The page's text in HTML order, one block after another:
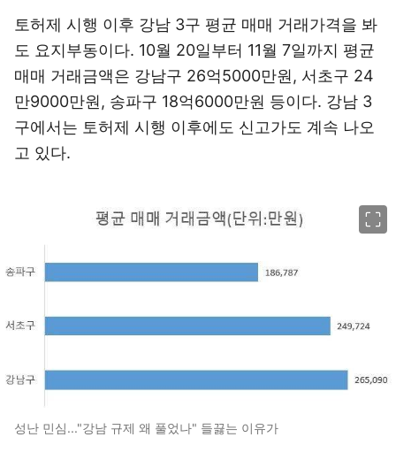
토허제 시행 이후 강남 3구 평균 매매 거래가격을 봐
도 요지부동이다. 10월 20일부터 11월 7일까지 평균
매매 거래금액은 강남구 26억5000만원, 서초구 24
만9000만원, 송파구 18억6000만원 등이다. 강남 3
구에서는 토허제 시행 이후에도 신고가도 계속 나오
고 있다.
성난 민심..."강남 규제 왜 풀었나" 들끓는 이유가